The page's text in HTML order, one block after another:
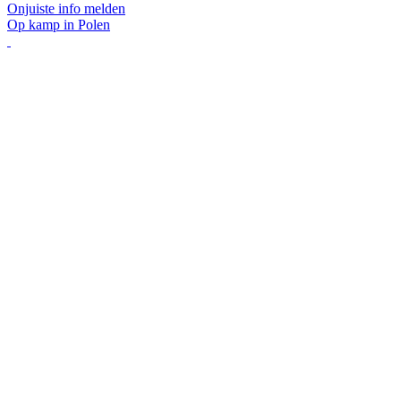
Onjuiste info melden
Op kamp in Polen